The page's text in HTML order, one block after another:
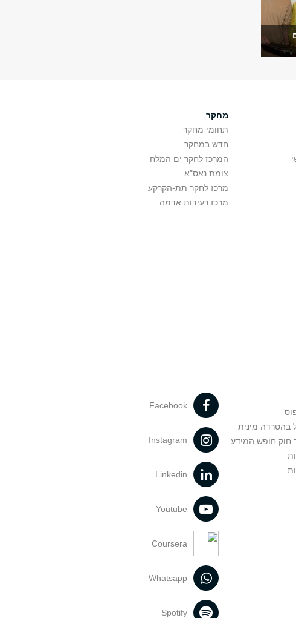
מחקר
תחומי מחקר
חדש במחקר
המרכז לחקר ים המלח
צומת נאס"א
מרכז לחקר תת-הקרקע
מרכז רעידות אדמה
בהטרדה מינית
חוק חופש המידע
Facebook
Instagram
Linkedin
Youtube
Coursera
Whatsapp
Spotify